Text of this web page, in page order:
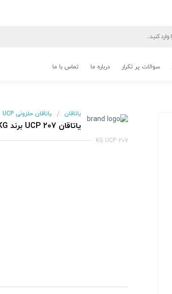
سوالات پر تکرار درباره ما تماس با ما
یاتاقان / یاتاقان حلزونی UCP
یاتاقان UCP 207 برند KG
KG UCP 207